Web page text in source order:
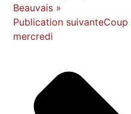
Beauvais »
Publication suivanteCoup
mercredi